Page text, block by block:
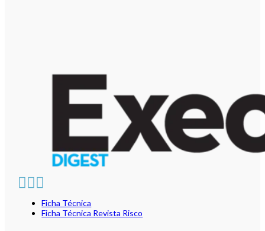
Ficha Técnica
Ficha Técnica Revista Risco